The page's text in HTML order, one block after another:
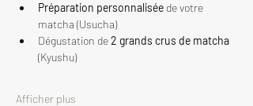
Préparation personnalisée de votre
matcha (Usucha)
Dégustation de 2 grands crus de matcha
(Kyushu)
Afficher plus